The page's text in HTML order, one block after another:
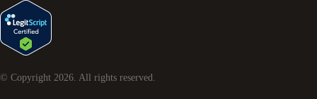
© Copyright 2026 . All rights reserved.